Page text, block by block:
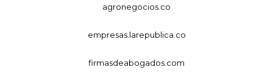
agronegocios.co
empresas.larepublica.co
firmasdeabogados.com